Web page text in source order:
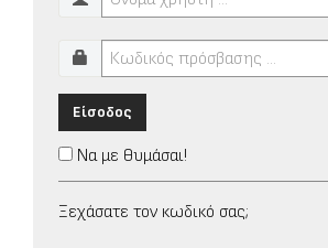
Είσοδος
Να με θυμάσαι!
Ξεχάσατε τον κωδικό σας;